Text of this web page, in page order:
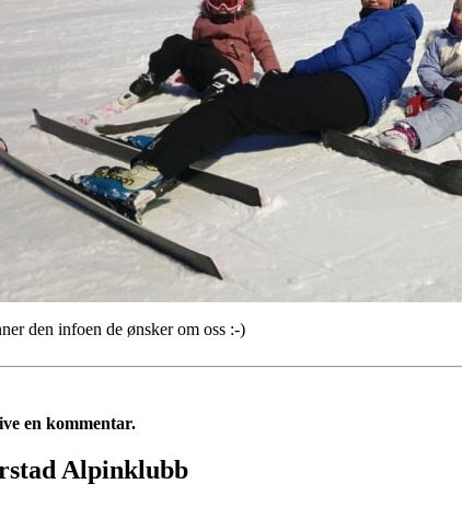
den infoen de ønsker om oss :-)
en kommentar.
Alpinklubb